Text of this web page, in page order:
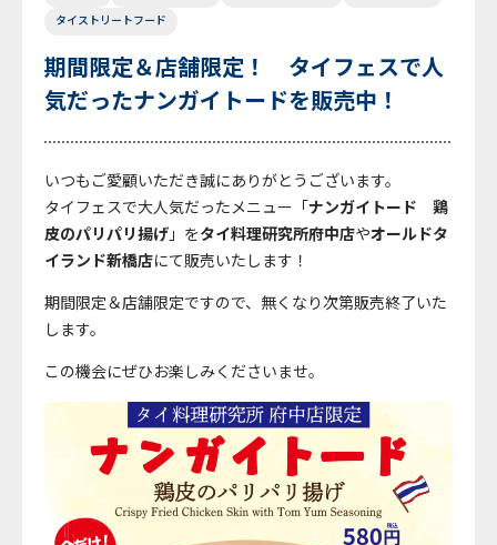
タイストリートフード
期間限定＆店舗限定！ タイフェスで人
気だったナンガイトードを販売中！
いつもご愛顧いただき誠にありがとうございます。
タイフェスで大人気だったメニュー「ナンガイトード 鶏
皮のパリパリ揚げ」をタイ料理研究所府中店やオールドタ
イランド新橋店にて販売いたします！
期間限定＆店舗限定ですので、無くなり次第販売終了いた
します。
この機会にぜひお楽しみくださいませ。